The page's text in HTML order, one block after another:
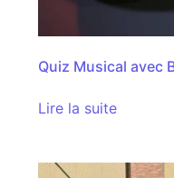
Quiz Musical avec
Lire la suite